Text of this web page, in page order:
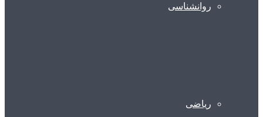
روانشناسی
ریاضی